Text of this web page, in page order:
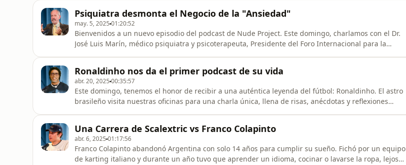
China o Los Án
Psiquiatra desmonta el Negocio de la "Ansiedad"
may. 5, 2025 01:20:52
Bienvenidos a un nuevo episodio del podcast de Nude Project. Este domingo, charlamos con el Dr.
José Luis Marín, médico psiquiatra y psicoterapeuta, Presidente del Foro Internacional para la
Ronaldinho nos da el primer podcast de su vida
abr. 20, 2025 00:35:57
Este domingo, tenemos el honor de recibir a una auténtica leyenda del fútbol: Ronaldinho. El astro
brasileño visita nuestras oficinas para una charla única, llena de risas, anécdotas y reflexiones
nos cuentan
Una Carrera de Scalextric vs Franco Colapinto
abr. 6, 2025 01:17:56
Franco Colapinto abandonó Argentina con solo 14 años para cumplir su sueño. Fichó por un equipo
de karting italiano y durante un año tuvo que aprender un idioma, cocinar o lavarse la ropa, lejos